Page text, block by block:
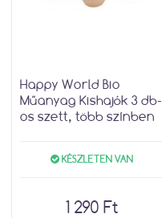
Happy World Bio
Műanyag Kishajók 3 db-
os szett, több színben
KÉSZLETEN VAN
1 290 Ft